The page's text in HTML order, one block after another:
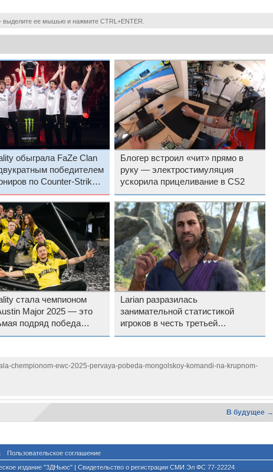
ее мышью и нажмите CTRL+ENTER.
обыграла FaZe Clan
победителем
по Counter-Strike
Блогер встроил «чит» прямо в
руку — электростимуляция
ускорила прицеливание в CS2
стала чемпионом
Major 2025 — это
подряд победа
крупных турнирах по
Larian разразилась
занимательной статистикой
игроков в честь третьей
годовщины Baldur’s Gate 3
chempionom-ewc-2025-pervaya-pobeda-mongolskoy-komandi-na-krupnom-
В будущее →
Пользовательское соглашение
издание "3ДНьюс" | Свидетельство о регистрации СМИ Эл ФС 77-22224